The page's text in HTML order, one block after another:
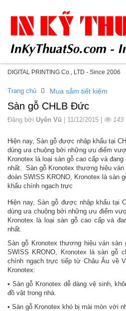
DIGITAL PRINTING Co., LTD - Since 2006
Trang chủ Mua sắm tiết kiệm
Sàn gỗ CHLB Đức
Đăng bởi Uyên Vũ | 11/12/2015 | 143
Hiện nay, Sàn gỗ được nhập khẩu tại
dùng ưa chuộng bởi những ưu điểm
Kronotex là loại sàn gỗ cao cấp và
nhất. Sàn gỗ Kronotex thương hiệu
đoàn SWISS KRONO, Kronotex là sàn
khẩu chính ngạch trực
Hiện nay, Sàn gỗ được nhập khẩu tại
dùng ưa chuộng bởi những ưu điểm
Kronotex là loại sàn gỗ cao cấp và
nhất.
Sàn gỗ Kronotex thương hiệu ván
SWISS KRONO, Kronotex là sàn gỗ
chính ngạch trực tiếp từ Châu Âu về
Kronotex:
• Sàn gỗ Kronotex dễ dàng vệ sinh,
đồ vật trong nhà.
• Sàn gỗ Kronotex khó bị mài mòn với